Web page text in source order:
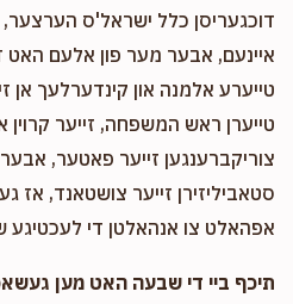
דוכגעריסן כלל ישראל'ס הערצער,
איינעם, אבער מער פון אלעם האט
טייערע אלמנה און קינדערלעך אן
טייערן ראש המשפחה, זייער קרוין
צוריקברענגען זייער פאטער,
סטאביליזירן זייער צושטאנד, אז
אפהאלט צו אנהאלטן די לעכטיגע
תיכף ביי די שבעה האט מען